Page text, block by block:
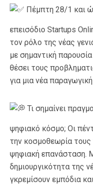
Πέμπτη 28/1 και
επεισόδιο Startups
τον ρόλο της νέας
με σημαντική
θέσει τους
για μια νέα
Τι σημαίνει
ψηφιακό κόσμο; Οι
την κοσμοθεωρία τους
ψηφιακή επανάσταση.
δημιουργικότητα της
γκρεμίσουν εμπόδια